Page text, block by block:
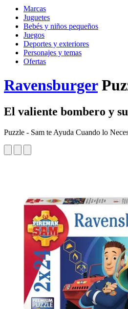
Marcas
Juguetes
Bebés y niños pequeños
Juegos
Deportes y exteriores
Personajes y temas
Ofertas
Ravensburger
El valiente bombero y
Puzzle - Sam te Ayuda Cuando lo